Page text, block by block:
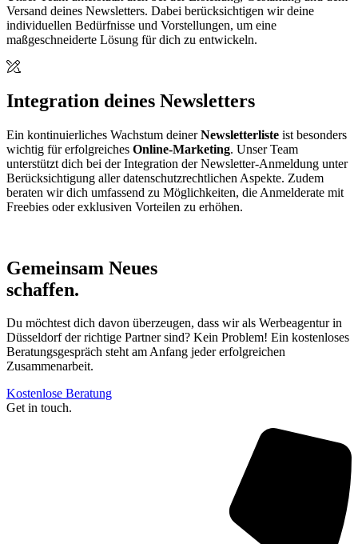
Versand deines Newsletters. Dabei berücksichtigen wir deine
individuellen Bedürfnisse und Vorstellungen, um eine
maßgeschneiderte Lösung für dich zu entwickeln.
Integration deines Newsletters
Ein kontinuierliches Wachstum deinerNewsletterliste ist besonders
wichtig für erfolgreiches Online-Marketing. Unser Team
unterstützt dich bei der Integration der Newsletter-Anmeldung unter
Berücksichtigung aller datenschutzrechtlichen Aspekte. Zudem
beraten wir dich umfassend zu Möglichkeiten, die Anmelderate mit
Freebies oder exklusiven Vorteilen zu erhöhen.
Gemeinsam Neues
schaffen.
Du möchtest dich davon überzeugen, dass wir als Werbeagentur in
Düsseldorf der richtige Partner sind? Kein Problem! Ein kostenloses
Beratungsgespräch steht am Anfang jeder erfolgreichen
Zusammenarbeit.
Kostenlose Beratung
Get in touch.